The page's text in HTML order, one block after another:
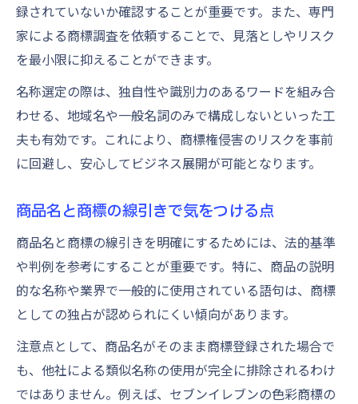
録されていないか確認することが重要です。また、専門
家による商標調査を依頼することで、見落としやリスク
を最小限に抑えることができます。
名称選定の際は、独自性や識別力のあるワードを組み合
わせる、地域名や一般名詞のみで構成しないといった工
夫も有効です。これにより、商標権侵害のリスクを事前
に回避し、安心してビジネス展開が可能となります。
商品名と商標の線引きで気をつける点
商品名と商標の線引きを明確にするためには、法的基準
や判例を参考にすることが重要です。特に、商品の説明
的な名称や業界で一般的に使用されている語句は、商標
としての独占が認められにくい傾向があります。
注意点として、商品名がそのまま商標登録された場合で
も、他社による類似名称の使用が完全に排除されるわけ
ではありません。例えば、セブンイレブンの色彩商標の